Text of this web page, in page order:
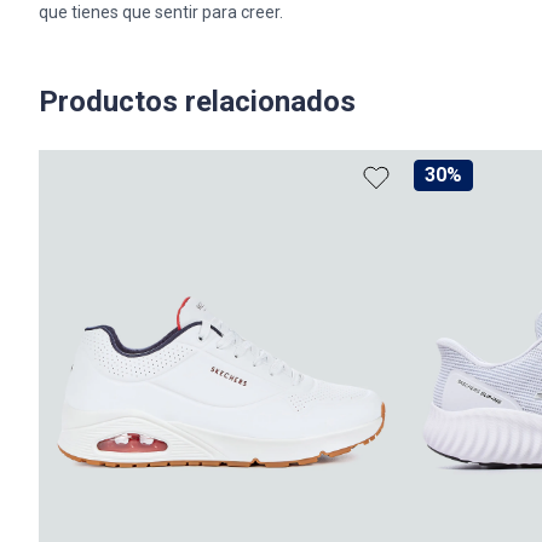
que tienes que sentir para creer.
Productos relacionados
30%